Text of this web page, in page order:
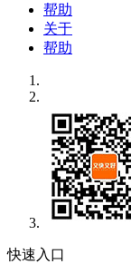
帮助
关于
帮助
快速入口